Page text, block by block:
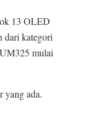
13 OLED
dari kategori
mulai
yang ada.